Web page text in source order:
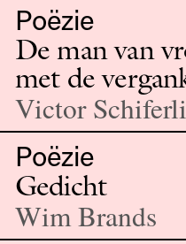
Poëzie
De man van
met de
Victor Schiferli
Poëzie
Gedicht
Wim Brands